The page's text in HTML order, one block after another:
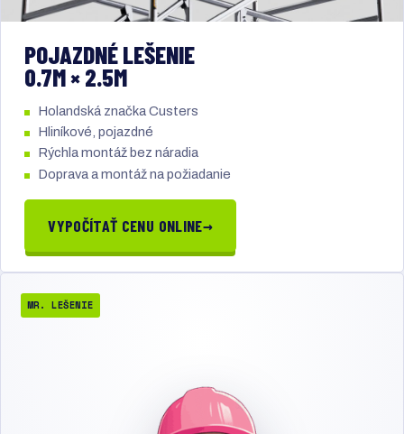
POJAZDNÉ LEŠENIE
0.7M × 2.5M
Holandská značka Custers
Hliníkové, pojazdné
Rýchla montáž bez náradia
Doprava a montáž na požiadanie
VYPOČÍTAŤ CENU ONLINE→
MR. LEŠENIE